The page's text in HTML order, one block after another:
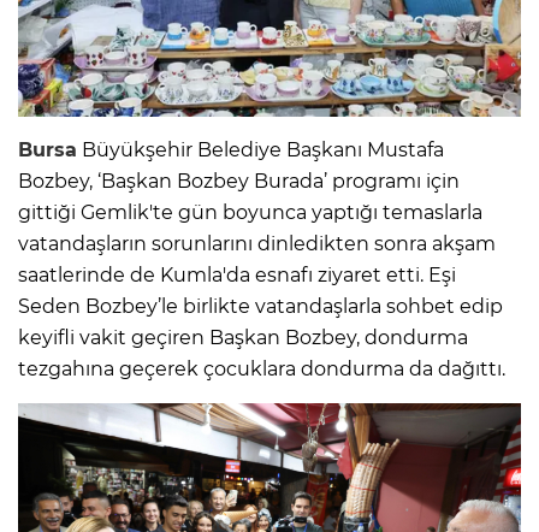
Bursa Büyükşehir Belediye Başkanı Mustafa
Bozbey, ‘Başkan Bozbey Burada’ programı için
gittiği Gemlik'te gün boyunca yaptığı temaslarla
vatandaşların sorunlarını dinledikten sonra akşam
saatlerinde de Kumla'da esnafı ziyaret etti. Eşi
Seden Bozbey’le birlikte vatandaşlarla sohbet edip
keyifli vakit geçiren Başkan Bozbey, dondurma
tezgahına geçerek çocuklara dondurma da dağıttı.